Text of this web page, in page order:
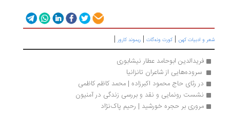
شعر و ادبیات کهن | کورت ونه‌گات | ریموند کارور |
فریدالدین ابوحامد عطار نیشابوری
سروده‌هایی از شاعران تانزانیا
در رثای حاج محمود اکبرزاده | محمد کاظم کاظمی
نشست رونمایی و نقد و بررسی زندگی در آمنیون
مروری بر حجره خورشید | رحیم پاک‌نژاد